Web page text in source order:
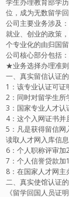
学生办理教育部学
位，成为无数留学
公司主要业务涉及
就业、创业的政策
个专业化的由归国
公司核心部分包括
★业务选择办理准
一、真实留信认证
1：该专业认证可证
2：同时对留学生所
3：国家专业人才认
4：这个入网证书
5：凡是获得留信网
读取人才网入库信息
6：个人职称评审加
7：个人信誉贷款加
8：在国家人才网主
二、真实使馆认证
《留学回国人员证